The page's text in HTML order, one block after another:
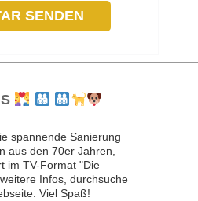
spannende Sanierung
aus den 70er Jahren,
im TV-Format "Die
Infos, durchsuche
Viel Spaß!